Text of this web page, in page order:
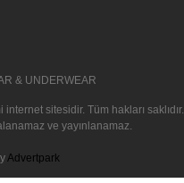
& UNDERWEAR
internet sitesidir. Tüm hakları saklıdır.
ve yayınlanamaz.
Advertpark